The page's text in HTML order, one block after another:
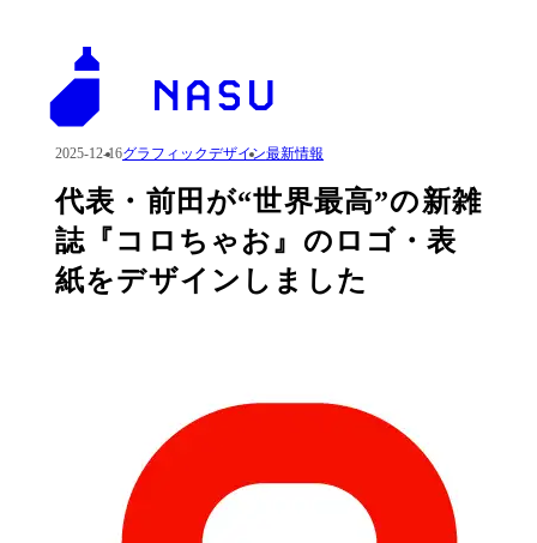
代表・前田が“世界最高”の新雑
誌『コロちゃお』のロゴ・表
紙をデザインしました
2025-12-16グラフィックデザイン最新情報